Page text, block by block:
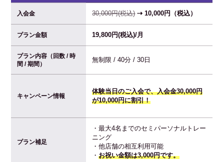
入会金 30,000円(税込)⇢ 10,000円（税込）
プラン金額 19,800円(税込)/月
プラン内容（回数 / 時
間 / 期間）
無制限 / 40分 / 30日
キャンペーン情報
体験当日のご入会で、入会金30,000円
が10,000円に割引！
プラン補足
・最大4名までのセミパーソナルトレー
ニング
・他店舗の相互利用可能
・お祝い金額は3,000円です。